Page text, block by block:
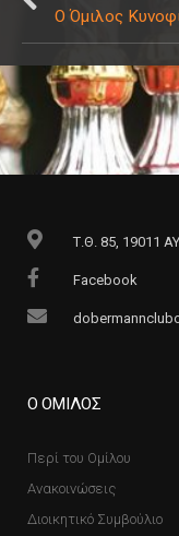
Τ.Θ. 85, 19011
Facebook
Ο ΟΜΙΛΟΣ
Περί του Ομίλου
Ανακοινώσεις
Διοικητικό Συμβούλιο